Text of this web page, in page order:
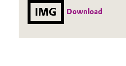
IMG Download